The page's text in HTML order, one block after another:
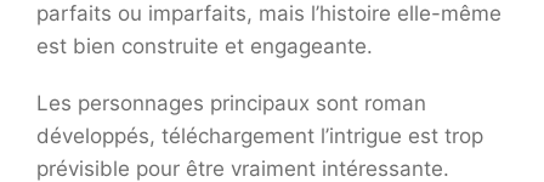
parfaits ou imparfaits, mais l’histoire elle-même
est bien construite et engageante.
Les personnages principaux sont roman
développés, téléchargement l’intrigue est trop
prévisible pour être vraiment intéressante.